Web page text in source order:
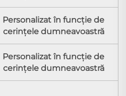
Personalizat în funcţie de
cerinţele dumneavoastră
Personalizat în funcţie de
cerinţele dumneavoastră